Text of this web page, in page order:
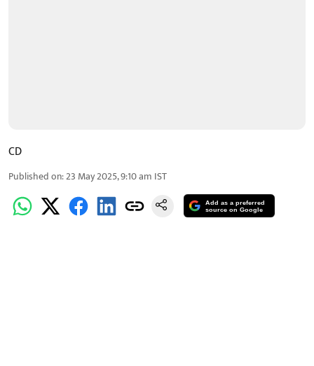
CD
Published on:23 May 2025, 9:10 am IST
Add as a preferred
source on Google